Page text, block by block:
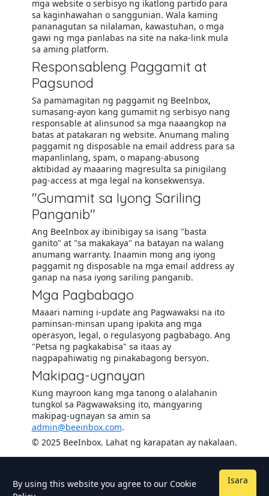
mga website o serbisyo ng ikatlong partido para
sa kaginhawahan o sanggunian. Wala kaming
pananagutan sa nilalaman, kawastuhan, o mga
gawi ng mga panlabas na site na naka-link mula
sa aming platform.
Responsableng Paggamit at
Pagsunod
Sa pamamagitan ng paggamit ng BeeInbox,
sumasang-ayon kang gumamit ng serbisyo nang
responsable at alinsunod sa mga naaangkop na
batas at patakaran ng website. Anumang maling
paggamit ng disposable na email address para sa
mapanlinlang, spam, o mapang-abusong
aktibidad ay maaaring magresulta sa pinigilang
pag-access at mga legal na konsekwensya.
"Gumamit sa Iyong Sariling
Panganib"
Ang BeeInbox ay ibinibigay sa isang "basta
ganito" at "sa makakaya" na batayan na walang
anumang warranty. Inaamin mong ang iyong
paggamit ng disposable na mga email address ay
ganap na nasa iyong sariling panganib.
Mga Pagbabago
Maaari naming i-update ang Pagwawaksi na ito
paminsan-minsan upang ipakita ang mga
operasyon, legal, o regulasyong pagbabago. Ang
"Petsa ng pagkakabisa" sa itaas ay
nagpapahiwatig ng pinakabagong bersyon.
Makipag-ugnayan
Kung mayroon kang mga tanong o alalahanin
tungkol sa Pagwawaksing ito, mangyaring
makipag-ugnayan sa amin sa
admin@beeinbox.com.
© 2025 BeeInbox. Lahat ng karapatan ay nakalaan.
By using this website you agree to our Cookie
Isara